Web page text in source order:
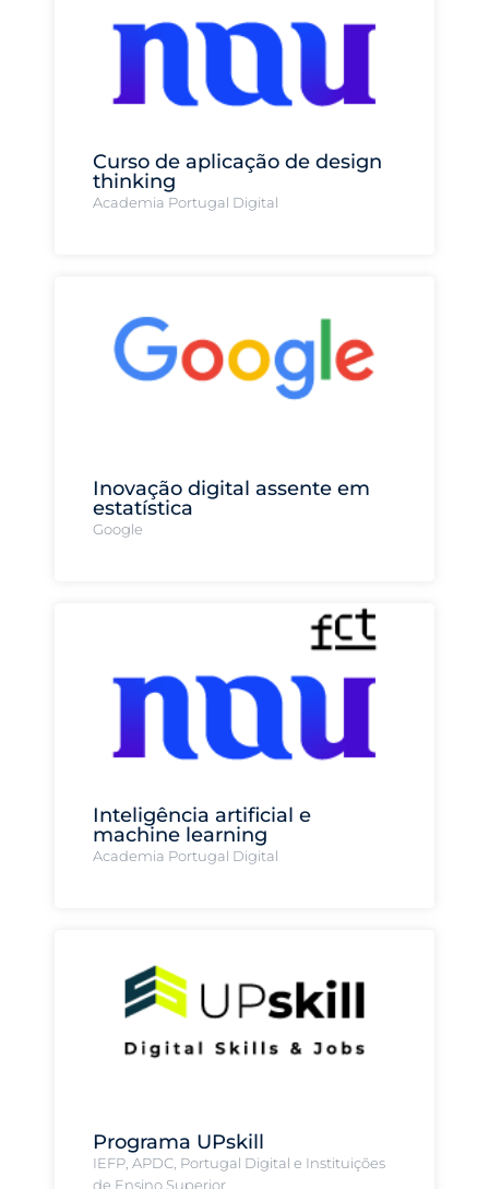
Curso de aplicação de design
thinking
Academia Portugal Digital
Inovação digital assente em
estatística
Google
Inteligência artificial e
machine learning
Academia Portugal Digital
Programa UPskill
IEFP, APDC, Portugal Digital e Instituições
de Ensino Superior